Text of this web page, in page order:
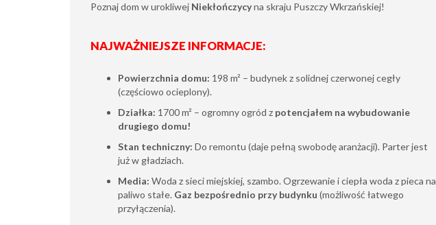
Poznaj dom w urokliwej Niekłończycyna skraju Puszczy Wkrzańskiej!
NAJWAŻNIEJSZE INFORMACJE:
Powierzchnia domu: 198 m² – budynek z solidnej czerwonej cegły
(częściowo ocieplony).
Działka: 1700 m² – ogromny ogród z potencjałem na wybudowanie
drugiego domu!
Stan techniczny: Do remontu (daje pełną swobodę aranżacji). Parter jest
już w gładziach.
Media: Woda z sieci miejskiej, szambo. Ogrzewanie i ciepła woda z pieca na
paliwo stałe. Gaz bezpośrednio przy budynku (możliwość łatwego
przyłączenia).